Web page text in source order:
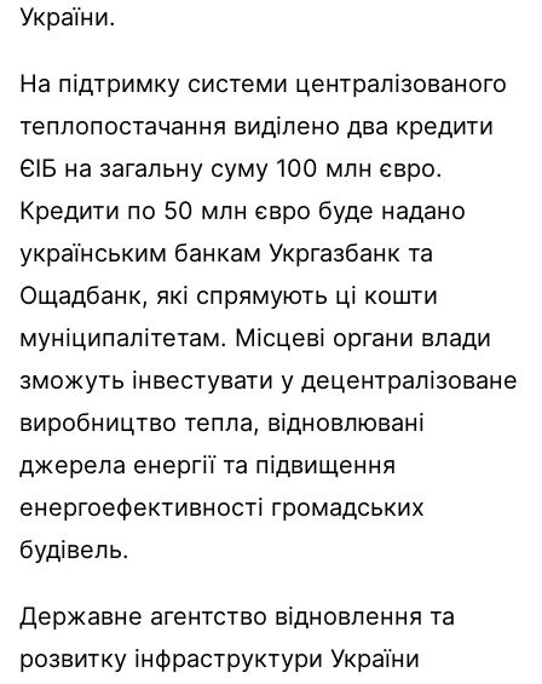
України.
На підтримку системи централізованого
теплопостачання виділено два кредити
ЄІБ на загальну суму 100 млн євро.
Кредити по 50 млн євро буде надано
українським банкам Укргазбанк та
Ощадбанк, які спрямують ці кошти
муніципалітетам. Місцеві органи влади
зможуть інвестувати у децентралізоване
виробництво тепла, відновлювані
джерела енергії та підвищення
енергоефективності громадських
будівель.
Державне агентство відновлення та
розвитку інфраструктури України